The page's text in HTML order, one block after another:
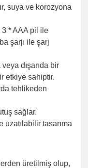
suya ve korozyona
3 * AAA pil ile
şarjı ile şarj
dışarıda bir
etkiye sahiptir.
tehlikeden
sağlar.
uzatılabilir tasarıma
üretilmiş olup,